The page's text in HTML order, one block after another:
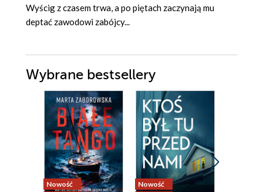
Wyścig z czasem trwa, a po piętach zaczynają mu
deptać zawodowi zabójcy...
Wybrane bestsellery
Nowość
Nowość